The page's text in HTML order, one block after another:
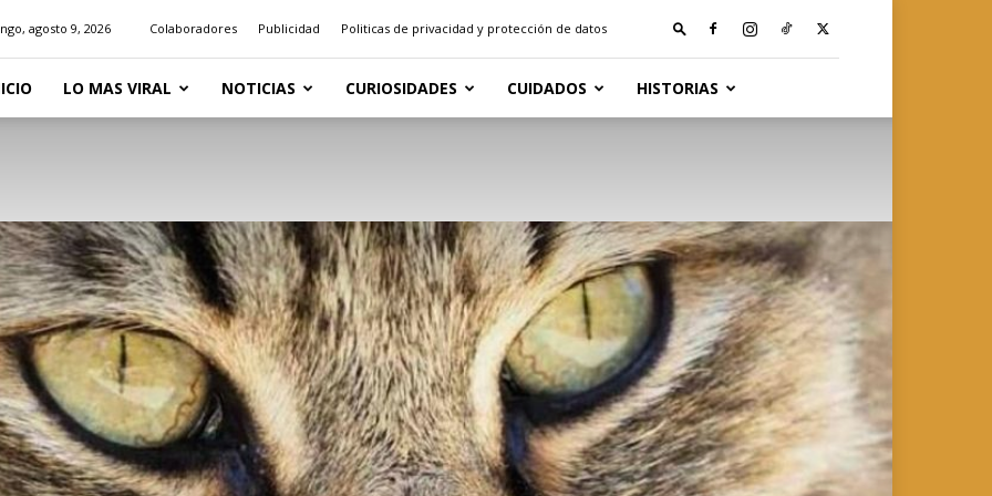
agosto 9, 2026 Colaboradores Publicidad Politicas de privacidad y protección de datos
LO MAS VIRAL NOTICIAS CURIOSIDADES CUIDADOS HISTORIAS